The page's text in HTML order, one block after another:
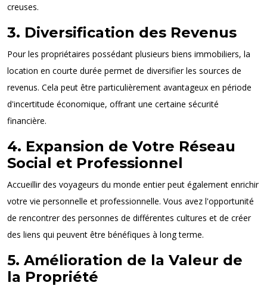
creuses.
3. Diversification des Revenus
Pour les propriétaires possédant plusieurs biens immobiliers, la
location en courte durée permet de diversifier les sources de
revenus. Cela peut être particulièrement avantageux en période
d'incertitude économique, offrant une certaine sécurité
financière.
4. Expansion de Votre Réseau
Social et Professionnel
Accueillir des voyageurs du monde entier peut également enrichir
votre vie personnelle et professionnelle. Vous avez l'opportunité
de rencontrer des personnes de différentes cultures et de créer
des liens qui peuvent être bénéfiques à long terme.
5. Amélioration de la Valeur de
la Propriété